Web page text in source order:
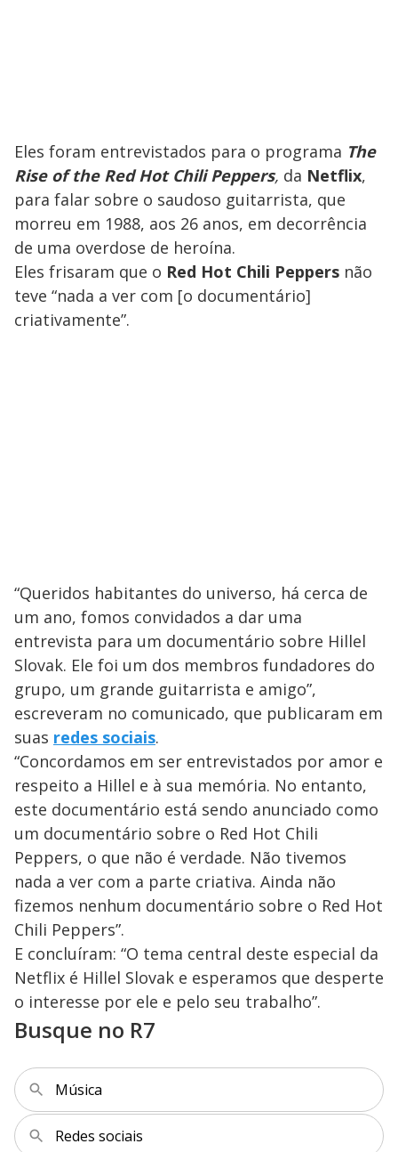
Eles foram entrevistados para o programa The
Rise of the Red Hot Chili Peppers, da Netflix,
para falar sobre o saudoso guitarrista, que
morreu em 1988, aos 26 anos, em decorrência
de uma overdose de heroína.
Eles frisaram que o Red Hot Chili Peppers não
teve “nada a ver com [o documentário]
criativamente”.
“Queridos habitantes do universo, há cerca de
um ano, fomos convidados a dar uma
entrevista para um documentário sobre Hillel
Slovak. Ele foi um dos membros fundadores do
grupo, um grande guitarrista e amigo”,
escreveram no comunicado, que publicaram em
suas redes sociais.
“Concordamos em ser entrevistados por amor e
respeito a Hillel e à sua memória. No entanto,
este documentário está sendo anunciado como
um documentário sobre o Red Hot Chili
Peppers, o que não é verdade. Não tivemos
nada a ver com a parte criativa. Ainda não
fizemos nenhum documentário sobre o Red Hot
Chili Peppers”.
E concluíram: “O tema central deste especial da
Netflix é Hillel Slovak e esperamos que desperte
o interesse por ele e pelo seu trabalho”.
Busque no R7
Música
Redes sociais